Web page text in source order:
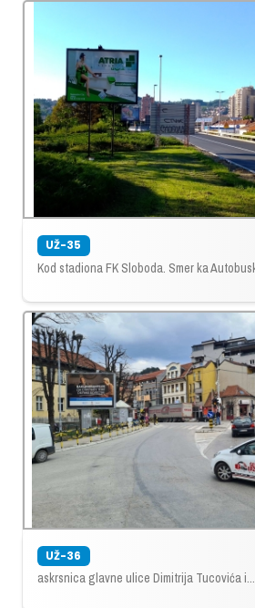
UŽ-35
Kod stadiona FK Sloboda. Smer ka
UŽ-36
askrsnica glavne ulice Dimitrija Tucovića i...